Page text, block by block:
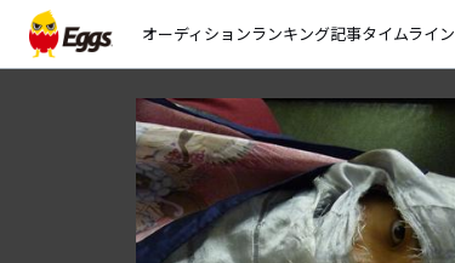
オーディションランキング記事タイムライン